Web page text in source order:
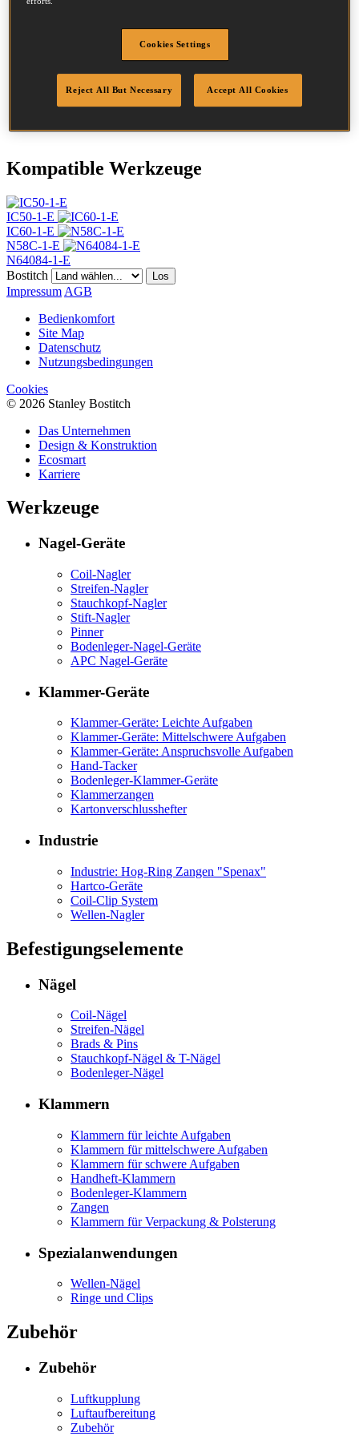
4.5 mm
Ring
Kompatible Werkzeuge
IC50-1-E
IC60-1-E
N58C-1-E
N64084-1-E
Bostitch
Los
Impressum AGB
Bedienkomfort
Site Map
Datenschutz
Nutzungsbedingungen
Cookies
© 2026 Stanley Bostitch
Das Unternehmen
Design & Konstruktion
Ecosmart
Karriere
Werkzeuge
Nagel-Geräte
Coil-Nagler
Streifen-Nagler
Stauchkopf-Nagler
Stift-Nagler
Pinner
Bodenleger-Nagel-Geräte
APC Nagel-Geräte
Klammer-Geräte
Klammer-Geräte: Leichte Aufgaben
Klammer-Geräte: Mittelschwere Aufgaben
Klammer-Geräte: Anspruchsvolle Aufgaben
Hand-Tacker
Bodenleger-Klammer-Geräte
Klammerzangen
Kartonverschlusshefter
Industrie
Industrie: Hog-Ring Zangen "Spenax"
Hartco-Geräte
Coil-Clip System
Wellen-Nagler
Befestigungselemente
Nägel
Coil-Nägel
Streifen-Nägel
Brads & Pins
Stauchkopf-Nägel & T-Nägel
Bodenleger-Nägel
Klammern
Klammern für leichte Aufgaben
Klammern für mittelschwere Aufgaben
Klammern für schwere Aufgaben
Handheft-Klammern
Bodenleger-Klammern
Zangen
Klammern für Verpackung & Polsterung
Spezialanwendungen
Wellen-Nägel
Ringe und Clips
Zubehör
Zubehör
Luftkupplung
Luftaufbereitung
Zubehör
Cookies Settings
Reject All But Necessary Accept All Cookies